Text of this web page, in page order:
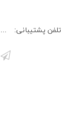
تلفن پشتیبانی: